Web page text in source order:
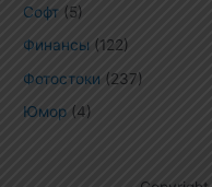
Софт (5)
Финансы (122)
Фотостоки (237)
Юмор (4)